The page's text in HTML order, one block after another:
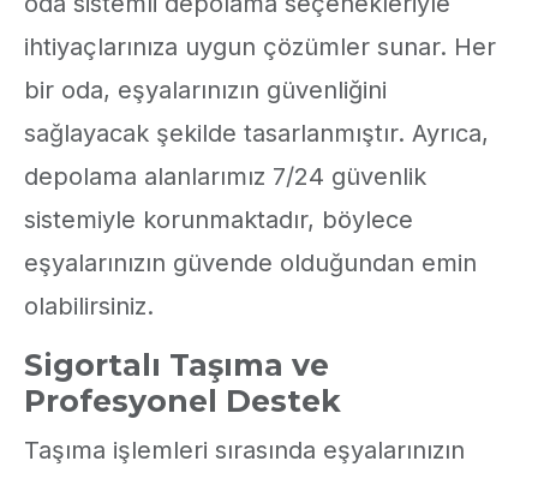
ihtiyaçlarınıza uygun çözümler sunar. Her
bir oda, eşyalarınızın güvenliğini
sağlayacak şekilde tasarlanmıştır. Ayrıca,
depolama alanlarımız 7/24 güvenlik
sistemiyle korunmaktadır, böylece
eşyalarınızın güvende olduğundan emin
olabilirsiniz.
Sigortalı Taşıma ve
Profesyonel Destek
Taşıma işlemleri sırasında eşyalarınızın